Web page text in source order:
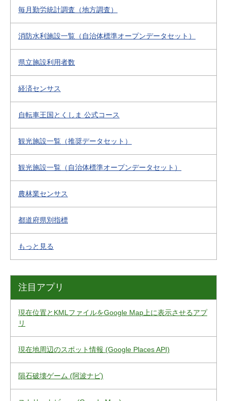
毎月勤労統計調査（地方調査）
消防水利施設一覧（自治体標準オープンデータセット）
県立施設利用者数
経済センサス
自転車王国とくしま 公式コース
観光施設一覧（推奨データセット）
観光施設一覧（自治体標準オープンデータセット）
農林業センサス
都道府県別指標
もっと見る
注目アプリ
現在位置とKMLファイルをGoogle Map上に表示させるアプ
リ
現在地周辺のスポット情報 (Google Places API)
隕石破壊ゲーム (阿波ナビ)